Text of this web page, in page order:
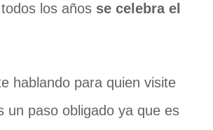
los años se celebra el
hablando para quien visite
un paso obligado ya que es